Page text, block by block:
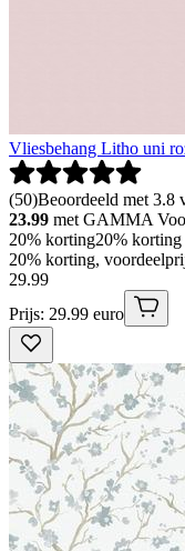
Vliesbehang Litho uni
(50)Beoordeeld met 3.8
23.99 met GAMMA
20% korting20% korting
20% korting,
29.99
Prijs: 29.99 euro